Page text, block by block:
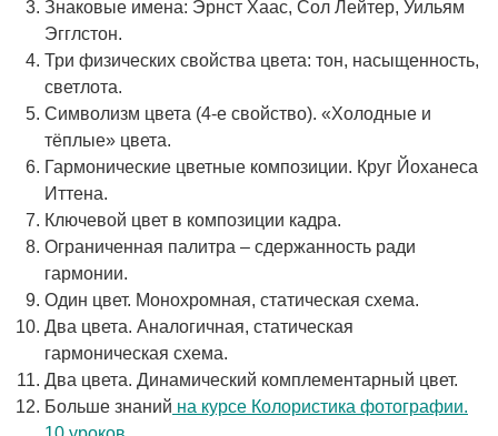
Знаковые имена: Эрнст Хаас, Сол Лейтер, Уильям
Эгглстон.
Три физических свойства цвета: тон, насыщенность,
светлота.
Символизм цвета (4-е свойство). «Холодные и
тёплые» цвета.
Гармонические цветные композиции. Круг Йоханеса
Иттена.
Ключевой цвет в композиции кадра.
Ограниченная палитра – сдержанность ради
гармонии.
Один цвет. Монохромная, статическая схема.
Два цвета. Аналогичная, статическая
гармоническая схема.
Два цвета. Динамический комплементарный цвет.
Больше знаний на курсе Колористика фотографии.